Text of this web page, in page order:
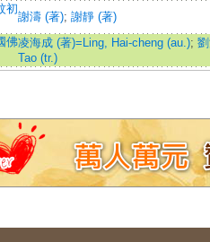
初
謝濤 (著); 謝靜 (著)
佛凌海成 (著)=Ling, Hai-cheng (au.);
Tao (tr.)